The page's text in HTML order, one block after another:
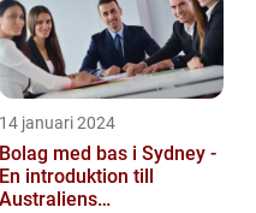
14 januari 2024
Bolag med bas i Sydney -
En introduktion till
Australiens